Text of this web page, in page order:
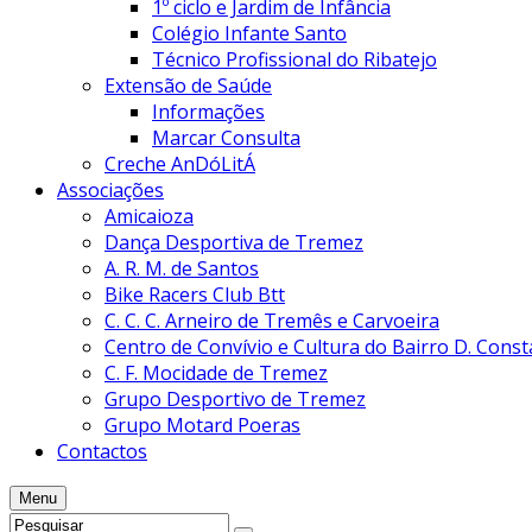
1º ciclo e Jardim de Infância
Colégio Infante Santo
Técnico Profissional do Ribatejo
Extensão de Saúde
Informações
Marcar Consulta
Creche AnDóLitÁ
Associações
Amicaioza
Dança Desportiva de Tremez
A. R. M. de Santos
Bike Racers Club Btt
C. C. C. Arneiro de Tremês e Carvoeira
Centro de Convívio e Cultura do Bairro D.
C. F. Mocidade de Tremez
Grupo Desportivo de Tremez
Grupo Motard Poeras
Contactos
Menu